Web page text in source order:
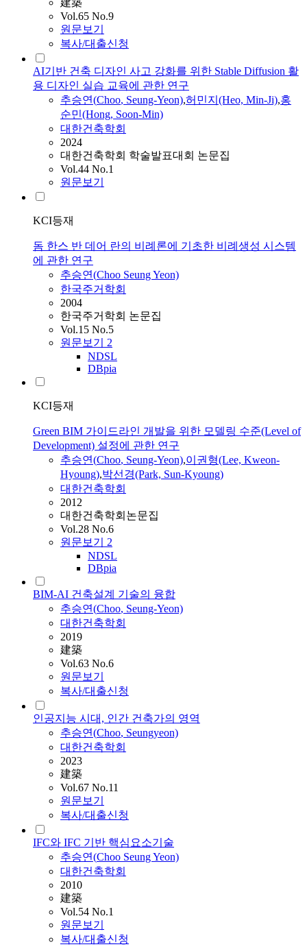
建築
Vol.65 No.9
원문보기
복사/대출신청
AI기반 건축 디자인 사고 강화를 위한 Stable Diffusion 활
용 디자인 실습 교육에 관한 연구
추승연(Choo, Seung-Yeon),허민지(Heo, Min-Ji),홍
순민(Hong, Soon-Min)
대한건축학회
2024
대한건축학회 학술발표대회 논문집
Vol.44 No.1
원문보기
KCI등재
돔 한스 반 데어 란의 비례론에 기초한 비례생성 시스템
에 관한 연구
추승연(Choo Seung Yeon)
한국주거학회
2004
한국주거학회 논문집
Vol.15 No.5
원문보기 2
NDSL
DBpia
KCI등재
Green BIM 가이드라인 개발을 위한 모델링 수준(Level of
Development) 설정에 관한 연구
추승연(Choo, Seung-Yeon),이권형(Lee, Kweon-
Hyoung),박선경(Park, Sun-Kyoung)
대한건축학회
2012
대한건축학회논문집
Vol.28 No.6
원문보기 2
NDSL
DBpia
BIM-AI 건축설계 기술의 융합
추승연(Choo, Seung-Yeon)
대한건축학회
2019
建築
Vol.63 No.6
원문보기
복사/대출신청
인공지능 시대, 인간 건축가의 영역
추승연(Choo, Seungyeon)
대한건축학회
2023
建築
Vol.67 No.11
원문보기
복사/대출신청
IFC와 IFC 기반 핵심요소기술
추승연(Choo Seung Yeon)
대한건축학회
2010
建築
Vol.54 No.1
원문보기
복사/대출신청